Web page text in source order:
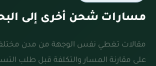
مسارات شحن أخرى إلى
مقالات تغطي نفس الوجهة من مدن
على مقارنة المسار والتكلفة قبل طلب